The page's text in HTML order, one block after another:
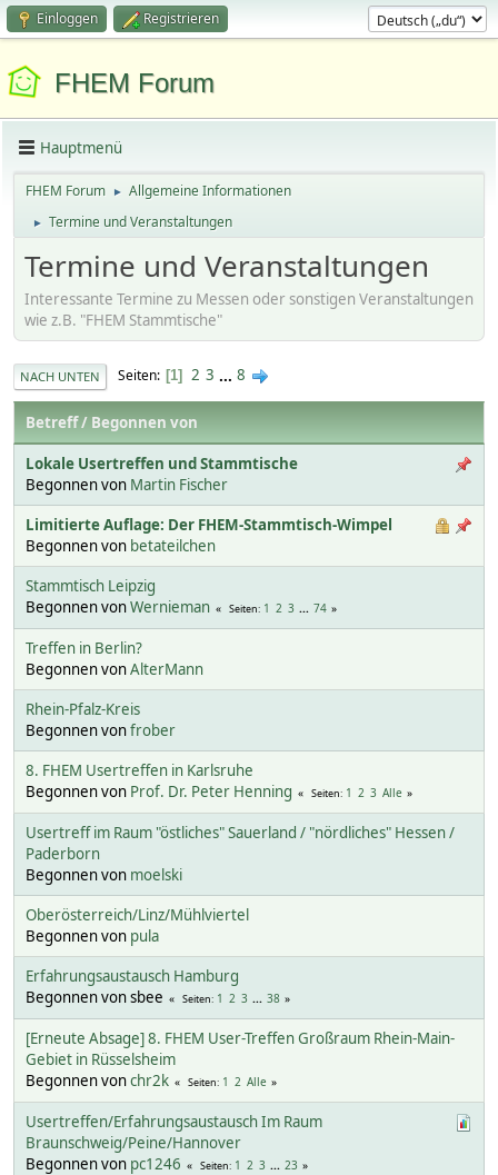
Einloggen Registrieren
FHEM Forum
Hauptmenü
FHEM Forum ► Allgemeine Informationen
► Termine und Veranstaltungen
Termine und Veranstaltungen
Interessante Termine zu Messen oder sonstigen Veranstaltungen
wie z.B. "FHEM Stammtische"
NACH UNTEN Seiten 1 2 3 ... 8
Betreff/ Begonnen von
Lokale Usertreffen und Stammtische
Begonnen von Martin Fischer
Limitierte Auflage: Der FHEM-Stammtisch-Wimpel
Begonnen von betateilchen
Stammtisch Leipzig
Begonnen vonWernieman Seiten 1 2 3 ... 74
Treffen in Berlin?
Begonnen vonAlterMann
Rhein-Pfalz-Kreis
Begonnen vonfrober
8. FHEM Usertreffen in Karlsruhe
Begonnen von Prof. Dr. Peter Henning Seiten 1 2 3 Alle
Usertreff im Raum "östliches" Sauerland / "nördliches" Hessen /
Paderborn
Begonnen von moelski
Oberösterreich/Linz/Mühlviertel
Begonnen von pula
Erfahrungsaustausch Hamburg
Begonnen von sbee
Seiten 1 2 3 ... 38
[Erneute Absage] 8. FHEM User-Treffen Großraum Rhein-Main-
Gebiet in Rüsselsheim
Begonnen vonchr2k Seiten 1 2 Alle
Usertreffen/Erfahrungsaustausch Im Raum
Braunschweig/Peine/Hannover
Begonnen von pc1246 Seiten 1 2 3 ... 23